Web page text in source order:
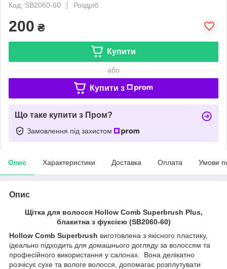
Код: SB2060-60
Роздріб
200 ₴
Купити
або
Купити з
Що таке купити з Пром?
Замовлення під захистом
Опис Характеристики Доставка Оплата Умови
Опис
Щітка для волосся Hollow Comb Superbrush Plus,
блакитна з фуксією (SB2060-60)
Hollow Comb Superbrush виготовлена з якісного пластику,
ідеально підходить для домашнього догляду за волоссям та
професійного використання у салонах. Вона делікатно
розчісує сухе та вологе волосся, допомагає розплутувати